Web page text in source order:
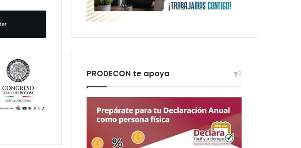
y
PRI
no
guerra de
PRODECON te apoya